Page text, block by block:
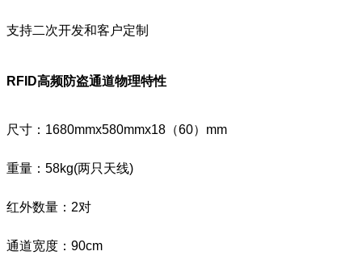
支持二次开发和客户定制
RFID高频防盗通道物理特性
尺寸：1680mmx580mmx18（60）mm
重量：58kg(两只天线)
红外数量：2对
通道宽度：90cm